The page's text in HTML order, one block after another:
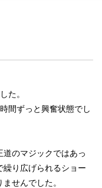
た。
間ずっと興奮状態でし
のマジックではあっ
繰り広げられるショー
せんでした。